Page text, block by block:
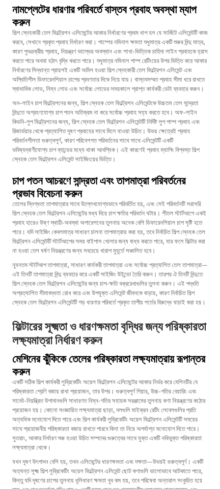
নামপ্লেটের ধারণার পরিবর্তে বাস্তব প্রবাহ অবস্থা ম্যাপ
করুন
শিল্প স্নেহকারী তেল ফিল্ট্রেশন এলিমেন্টের আকার নির্ধারণের প্রথম ধাপ হল যে সার্কিটে এলিমেন্টটি কাজ
করবে, সেখানে প্রকৃত প্রবাহ নির্ধারণ করা। পাম্পের নমিনাল ক্ষমতা শুধুমাত্র একটি শুরুর বিন্দু মাত্র,
কারণ পুনঃচক্রীয় প্রবাহ, নিয়ন্ত্রণ ভাল্ভের অবস্থান এবং শাখা-ভিত্তিক চাহিদা লাইন প্রবাহকে হ্রাস
করতে পারে অথবা হঠাৎ বৃদ্ধি করতে পারে। শুধুমাত্র নমিনাল পাম্প রেটিংয়ের উপর ভিত্তি করে আকার
নির্ধারণের সিদ্ধান্ত প্রায়শই একটি অমিল হওয়া শিল্প স্নেহকারী তেল ফিল্ট্রেশন এলিমেন্ট এবং
অস্থিতিশীল ডিফারেনশিয়াল চাপের প্রবণতার দিকে নিয়ে যায়। বাস্তবসম্মত প্রবাহ সীমা ধরে রাখতে
স্বাভাবিক লোড, নিম্ন লোড এবং সর্বোচ্চ লোডের সময়কালে প্রাপ্ত কার্যকরী ডেটা ব্যবহার করুন।
অন-লাইন চাপ ফিল্ট্রেশনের জন্য, শিল্প স্নেহক তেল ফিল্ট্রেশন এলিমেন্টকে উচ্চতম তেল সান্দ্রতা
বিন্দুতে অগ্রহণযোগ্য চাপ পতন অতিক্রম না করে সর্বোচ্চ প্রবাহ সহ্য করতে হবে। অফ-লাইন
কিডনি-লুপ ফিল্ট্রেশনের জন্য, শিল্প স্নেহক তেল ফিল্ট্রেশন এলিমেন্টটি নির্দিষ্ট লুপ পাম্প প্রবাহ এবং
রিজার্ভয়ার থেকে প্রত্যাশিত দূষণ প্রবাহের সাথে মিলে যাওয়া উচিত। উভয় ক্ষেত্রেই প্রবাহ
পরিবর্তনশীলতা গুরুত্বপূর্ণ, কারণ পরিবেশগত পরিবর্তনের সাথে সাথে এলিমেন্টটি একটি
ভবিষ্যদ্বাণীযোগ্য চাপ ব্যান্ডের মধ্যে থাকা আবশ্যিক। এই কারণেই প্রবাহ ম্যাপিং বিশ্বস্ত শিল্প
স্নেহক তেল ফিল্ট্রেশন এলিমেন্ট সাইজিংয়ের ভিত্তি।
চাপ পতন আচরণে সান্দ্রতা এবং তাপমাত্রা পরিবর্তনের
প্রভাব বিবেচনা করুন
তেলের স্নিগ্ধতা তাপমাত্রার সাথে উল্লেখযোগ্যভাবে পরিবর্তিত হয়, এবং সেই পরিবর্তনটি সরাসরি
শিল্প স্নেহক তেল ফিল্ট্রেশন এলিমেন্টের মধ্য দিয়ে চাপ ক্ষতির পরিবর্তন ঘটায়। শীতল স্টার্টআপে একই
প্রবাহ হারেও উষ্ণ স্থায়ী-অবস্থা অপারেশনের তুলনায় অনেক বেশি ডিফারেনশিয়াল চাপ সৃষ্টি হতে
পারে। যদি সাইজিং কেবলমাত্র সাধারণ চালনা তাপমাত্রায় করা হয়, তবে নির্বাচিত শিল্প স্নেহক তেল
ফিল্ট্রেশন এলিমেন্টটি স্টার্টআপের সময় বাইপাস খোলার জন্য বাধ্য করতে পারে, যার ফলে ফিল্টার করা
না হওয়া তেল ঘর্ষণ নিয়ন্ত্রণের জন্য সবচেয়ে খারাপ মুহূর্তে সঞ্চালিত হবে।
ন্যূনতম স্টার্টআপ তাপমাত্রা, সাধারণ কার্যকরী তাপমাত্রা এবং সর্বোচ্চ প্রত্যাশিত তেল তাপমাত্রা—
এই তিনটি তাপমাত্রা বিন্দু ব্যবহার করে একটি সাইজিং উইন্ডো তৈরি করুন। তারপর ঐ তিনটি বিন্দুতে
শিল্প স্নেহক তেল ফিল্ট্রেশন এলিমেন্টের জন্য চাপ-ক্ষতি বক্ররেখাগুলির তুলনা করুন। এই পদ্ধতি
অপ্রত্যাশিত সীমাবদ্ধতা রোধ করে এবং উপযুক্ত এলিমেন্ট জীবনকে বাড়ায়, কারণ নির্বাচিত শিল্প
স্নেহক তেল ফিল্ট্রেশন এলিমেন্টটি গড় ধারণার পরিবর্তে প্রকৃত তাপীয় শর্তের বিরুদ্ধে যাচাই করা হয়।
ফিল্টারের সূক্ষ্মতা ও ধারণক্ষমতা বৃদ্ধির জন্য পরিষ্কারতা
লক্ষ্যমাত্রা নির্ধারণ করুন
মেশিনের ঝুঁকিকে তেলের পরিষ্কারতা লক্ষ্যমাত্রায় রূপান্তর
করুন
একটি সঠিক শিল্প কার্যকরী লুব্রিকেটিং অয়েল ফিল্ট্রেশন এলিমেন্টের আকার নির্ভর করে মেশিনটির যে
পরিষ্কারতা শ্রেণি বজায় রাখা প্রয়োজন, তার উপর। গুরুত্বপূর্ণ গিয়ার, উচ্চ-গতির বেয়ারিং এবং
সার্ভো-নিয়ন্ত্রিত উপাদানগুলি সাধারণত নিম্ন-গতির সহায়ক সরঞ্জামের তুলনায় কণা নিয়ন্ত্রণের কঠোর
প্রয়োজন হয়। কোনো সংজ্ঞায়িত লক্ষ্যমাত্রা ছাড়া, দলগুলি মাইক্রন রেটিং লেবেলগুলির প্রতি
অত্যধিক মনোযোগ দিতে পারে এবং শিল্প কার্যকরী লুব্রিকেটিং অয়েল ফিল্ট্রেশন এলিমেন্টটি সময়ের
সাথে প্রয়োজনীয় পরিষ্কারতা বজায় রাখতে পারবে কিনা তা নিয়ে অপর্যাপ্ত মনোযোগ দিতে পারে।
সুতরাং, আকার নির্ধারণ শুরু হওয়া উচিত সম্পদের গুরুত্বের সাথে যুক্ত একটি নথিভুক্ত পরিষ্কারতা
লক্ষ্যমাত্রা থেকে।
যখন দূষণ উৎপাদন বেশি হয়, তখন এলিমেন্টের ধারণক্ষমতা এবং দক্ষতা—উভয়ই গুরুত্বপূর্ণ। একটি
অত্যন্ত সূক্ষ্ম শিল্প লুব্রিকেটিং অয়েল ফিল্ট্রেশন এলিমেন্ট ছোট কণাগুলি ভালোভাবে আটকাতে পারে,
কিন্তু যদি দূষণের চাপের তুলনায় ধূলিধারণ ক্ষমতা খুব কম হয়, তবে পরিষেবা অন্তরাল সংকুচিত হয়ে